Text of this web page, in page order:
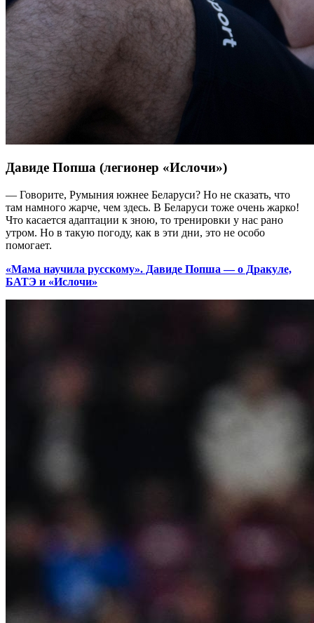
Давиде Попша (легионер «Ислочи»)
— Говорите, Румыния южнее Беларуси? Но не сказать, что
там намного жарче, чем здесь. В Беларуси тоже очень жарко!
Что касается адаптации к зною, то тренировки у нас рано
утром. Но в такую погоду, как в эти дни, это не особо
помогает.
«Мама научила русскому». Давиде Попша — о Дракуле,
БАТЭ и «Ислочи»